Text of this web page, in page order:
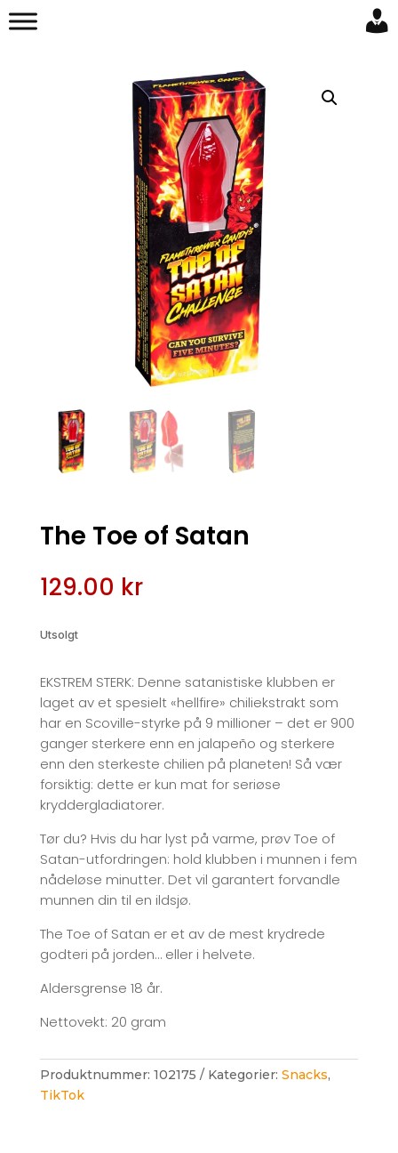
The Toe of Satan
129.00 kr
Utsolgt
EKSTREM STERK: Denne satanistiske klubben er
laget av et spesielt «hellfire» chiliekstrakt som
har en Scoville-styrke på 9 millioner – det er 900
ganger sterkere enn en jalapeño og sterkere
enn den sterkeste chilien på planeten! Så vær
forsiktig: dette er kun mat for seriøse
kryddergladiatorer.
Tør du? Hvis du har lyst på varme, prøv Toe of
Satan-utfordringen: hold klubben i munnen i fem
nådeløse minutter. Det vil garantert forvandle
munnen din til en ildsjø.
The Toe of Satan er et av de mest krydrede
godteri på jorden… eller i helvete.
Aldersgrense 18 år.
Nettovekt: 20 gram
Produktnummer: 102175 Kategorier: Snacks,
TikTok